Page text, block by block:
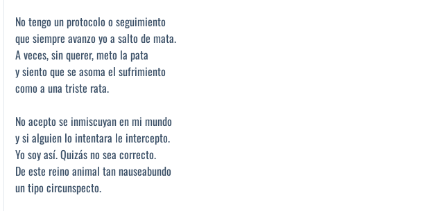
No tengo un protocolo o seguimiento
que siempre avanzo yo a salto de mata.
A veces, sin querer, meto la pata
y siento que se asoma el sufrimiento
como a una triste rata.
No acepto se inmiscuyan en mi mundo
y si alguien lo intentara le intercepto.
Yo soy así. Quizás no sea correcto.
De este reino animal tan nauseabundo
un tipo circunspecto.